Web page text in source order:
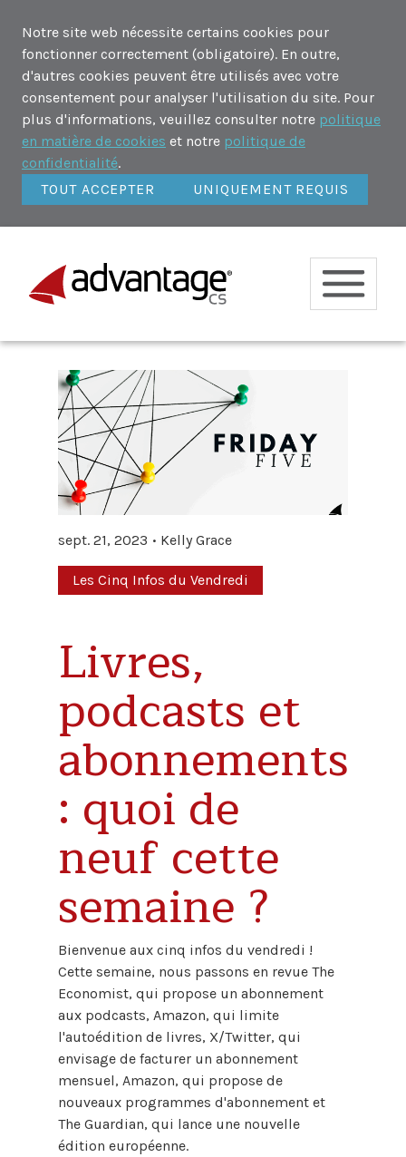
Notre site web nécessite certains cookies pour
fonctionner correctement (obligatoire). En outre,
d'autres cookies peuvent être utilisés avec votre
consentement pour analyser l'utilisation du site. Pour
plus d'informations, veuillez consulter notre politique
en matière de cookies et notre politique de
confidentialité.
TOUT ACCEPTER
UNIQUEMENT REQUIS
sept. 21, 2023 Kelly Grace
Les Cinq Infos du Vendredi
Livres,
podcasts et
abonnements
: quoi de
neuf cette
semaine ?
Bienvenue aux cinq infos du vendredi !
Cette semaine, nous passons en revue The
Economist, qui propose un abonnement
aux podcasts, Amazon, qui limite
l'autoédition de livres, X/Twitter, qui
envisage de facturer un abonnement
mensuel, Amazon, qui propose de
nouveaux programmes d'abonnement et
The Guardian, qui lance une nouvelle
édition européenne.